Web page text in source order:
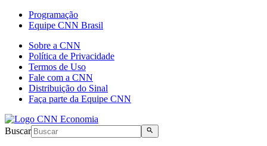
Programação
Equipe CNN Brasil
Sobre a CNN
Política de Privacidade
Termos de Uso
Fale com a CNN
Distribuição do Sinal
Faça parte da Equipe CNN
Buscar